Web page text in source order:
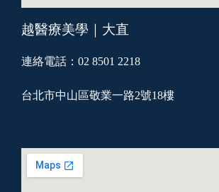
越醫療美學｜大直
連絡電話：02 8501 2218
台北市中山區敬業一路2號18樓